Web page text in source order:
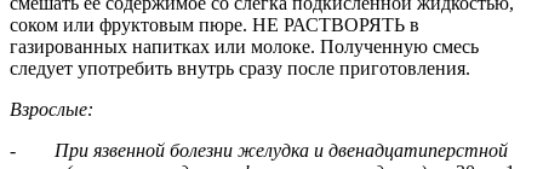
соком или фруктовым пюре. НЕ РАСТВОРЯТЬ в
газированных напитках или молоке. Полученную смесь
следует употребить внутрь сразу после приготовления.
Взрослые:
- При язвенной болезни желудка и двенадцатиперстной